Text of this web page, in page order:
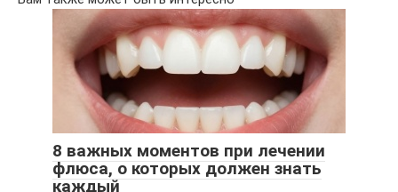
8 важных моментов при лечении
флюса, о которых должен знать
каждый